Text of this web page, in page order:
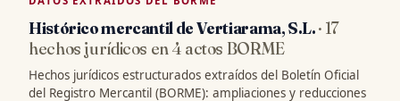
Histórico mercantil de Vertiarama, S.L.· 17
hechos jurídicos en 4 actos BORME
Hechos jurídicos estructurados extraídos del Boletín Oficial
del Registro Mercantil (BORME): ampliaciones y reducciones